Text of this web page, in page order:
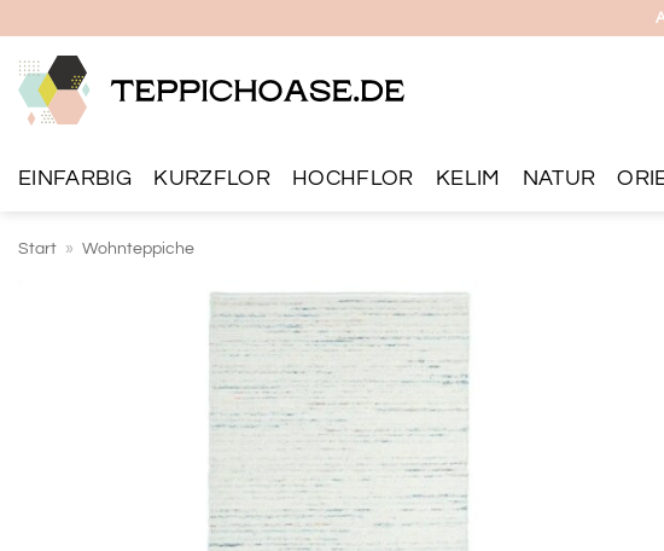
springen
EINFARBIG KURZFLOR HOCHFLOR KELIM NATUR
Start » Wohnteppiche